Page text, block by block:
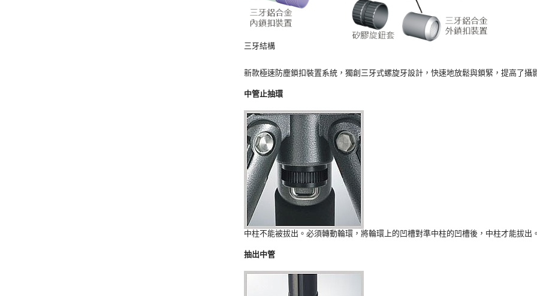
三牙結構
新款極速防塵鎖扣裝置系統，獨創三牙式螺旋牙設計，快速地放鬆與鎖緊，提高了攝
中管止抽環
中柱不能被拔出。必須轉動輪環，將輪環上的凹槽對準中柱的凹槽後，中柱才能拔出。
抽出中管